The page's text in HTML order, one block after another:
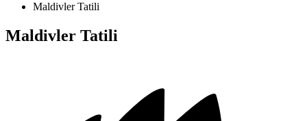
Maldivler Tatili
Maldivler Tatili